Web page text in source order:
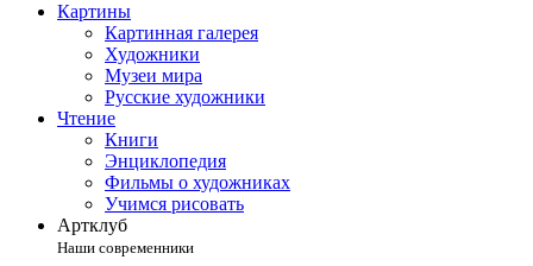
Картины
Картинная галерея
Художники
Музеи мира
Русские художники
Чтение
Книги
Энциклопедия
Фильмы о художниках
Учимся рисовать
Артклуб
Наши современники